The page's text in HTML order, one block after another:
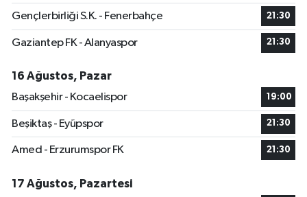
Gençlerbirliği S.K. - Fenerbahçe 21:30
Gaziantep FK - Alanyaspor 21:30
16 Ağustos, Pazar
Başakşehir - Kocaelispor
19:00
Beşiktaş - Eyüpspor 21:30
Amed - Erzurumspor FK 21:30
17 Ağustos, Pazartesi